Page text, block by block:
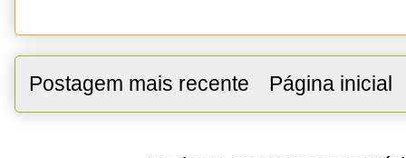
Postagem mais recente Página inicial